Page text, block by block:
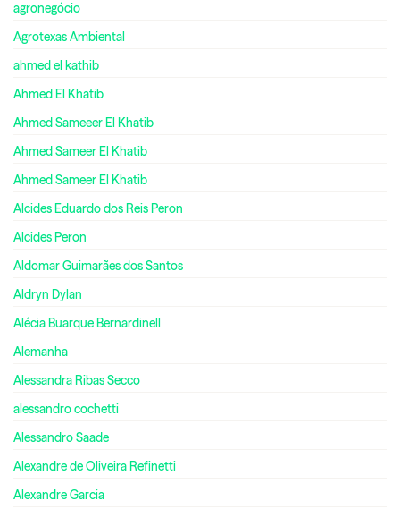
agronegócio
Agrotexas Ambiental
ahmed el kathib
Ahmed El Khatib
Ahmed Sameeer El Khatib
Ahmed Sameer El Khatib
Ahmed Sameer El Khatib
Alcides Eduardo dos Reis Peron
Alcides Peron
Aldomar Guimarães dos Santos
Aldryn Dylan
Alécia Buarque Bernardinell
Alemanha
Alessandra Ribas Secco
alessandro cochetti
Alessandro Saade
Alexandre de Oliveira Refinetti
Alexandre Garcia